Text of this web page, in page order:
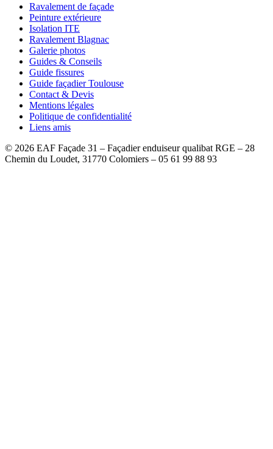
Ravalement de façade
Peinture extérieure
Isolation ITE
Ravalement Blagnac
Galerie photos
Guides & Conseils
Guide fissures
Guide façadier Toulouse
Contact & Devis
Mentions légales
Politique de confidentialité
Liens amis
© 2026 EAF Façade 31 – Façadier enduiseur qualibat RGE – 28
Chemin du Loudet, 31770 Colomiers – 05 61 99 88 93